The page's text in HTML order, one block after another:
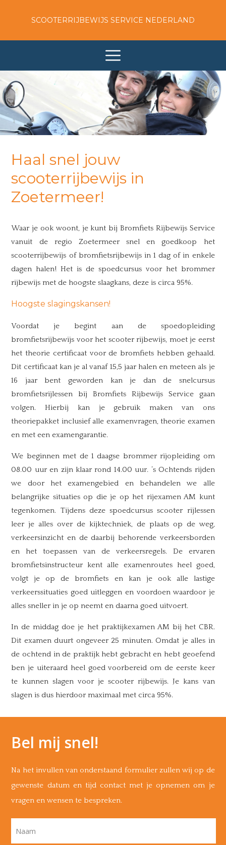
SCOOTERRIJBEWIJS SERVICE NEDERLAND
Haal snel jouw
scooterrijbewijs in
Zoetermeer!
Waar je ook woont, je kunt bij Bromfiets Rijbewijs Service
vanuit de regio Zoetermeer snel en goedkoop het
scooterrijbewijs of bromfietsrijbewijs in 1 dag of in enkele
dagen halen! Het is de spoedcursus voor het brommer
rijbewijs met de hoogste slaagkans, deze is circa 95%.
Hoogste slagingskansen!
Voordat je begint aan de spoedopleiding
bromfietsrijbewijs voor het scooter rijbewijs, moet je eerst
het theorie certificaat voor de bromfiets hebben gehaald.
Dit certificaat kan je al vanaf 15,5 jaar halen en meteen als je
16 jaar bent geworden kan je dan de snelcursus
bromfietsrijlessen bij Bromfiets Rijbewijs Service gaan
volgen. Hierbij kan je gebruik maken van ons
theoriepakket inclusief alle examenvragen, theorie examen
en met een examengarantie.
We beginnen met de 1 daagse brommer rijopleiding om
08.00 uur en zijn klaar rond 14.00 uur. ’s Ochtends rijden
we door het examengebied en behandelen we alle
belangrijke situaties op die je op het rijexamen AM kunt
tegenkomen. Tijdens deze spoedcursus scooter rijlessen
leer je alles over de kijktechniek, de plaats op de weg,
verkeersinzicht en de daarbij behorende verkeersborden
en het toepassen van de verkeersregels. De ervaren
bromfietsinstructeur kent alle examenroutes heel goed,
volgt je op de bromfiets en kan je ook alle lastige
verkeerssituaties goed uitleggen en voordoen waardoor je
alles sneller in je op neemt en daarna goed uitvoert.
In de middag doe je het praktijkexamen AM bij het CBR.
Dit examen duurt ongeveer 25 minuten. Omdat je alles in
de ochtend in de praktijk hebt gebracht en hebt geoefend
ben je uiteraard heel goed voorbereid om de eerste keer
te kunnen slagen voor je scooter rijbewijs. Je kans van
slagen is dus hierdoor maximaal met circa 95%.
Bel mij snel!
Na het invullen van onderstaand formulier zullen wij op de
gewenste datum en tijd contact met je opnemen om je
vragen en wensen te bespreken.
Naam